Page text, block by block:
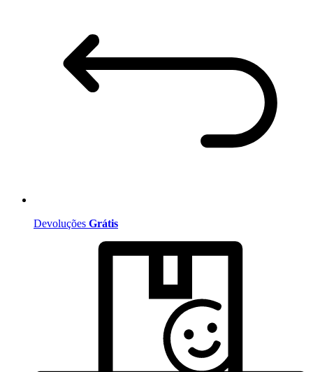
Devoluções Grátis